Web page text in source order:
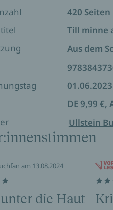
420 Seiten
Till minne
Aus dem
01.06.2023
DE 9,99 €,
Ullstein
am 13.08.2024
die Haut